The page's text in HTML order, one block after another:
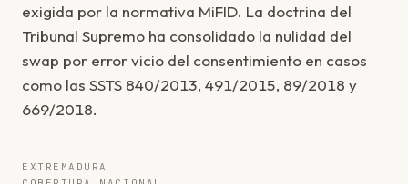
exigida por la normativa MiFID. La doctrina del
Tribunal Supremo ha consolidado la nulidad del
swap por error vicio del consentimiento en casos
como las SSTS 840/2013, 491/2015, 89/2018 y
669/2018.
EXTREMADURA